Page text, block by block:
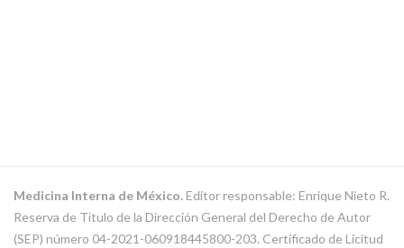
Medicina Interna de México.Editor responsable: Enrique Nieto R.
Reserva de Título de la Dirección General del Derecho de Autor
(SEP) número 04-2021-060918445800-203. Certificado de Licitud